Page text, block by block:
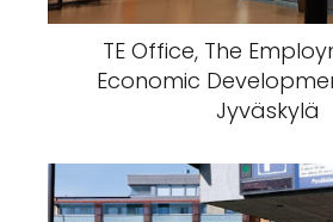
TE Office, The
Economic
Jyväskylä